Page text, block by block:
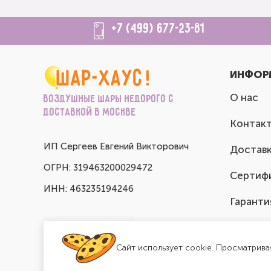
+7 (499) 677-23-81
Воздушные шары недорого с
доставкой в Москве
ИП Сергеев Евгений Викторович
ОГРН: 319463200029472
ИНН: 463235194246
О нас
Сайт использует cookie.